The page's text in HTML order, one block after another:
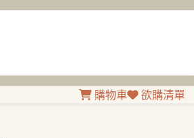
購物車 欲購清單